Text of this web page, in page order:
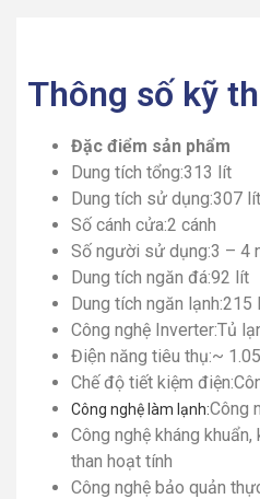
Thông số kỹ
Đặc điểm sản phẩm
Dung tích tổng:313 lít
Dung tích sử dụng:307 lít
Số cánh cửa:2 cánh
Số người sử dụng:3 – 4
Dung tích ngăn đá:92 lít
Dung tích ngăn lạnh:215
Công nghệ Inverter:Tủ
Điện năng tiêu thụ:~
Chế độ tiết kiệm điện:
Công nghệ làm lạnh:Công
Công nghệ kháng khuẩn,
than hoạt tính
Công nghệ bảo quản